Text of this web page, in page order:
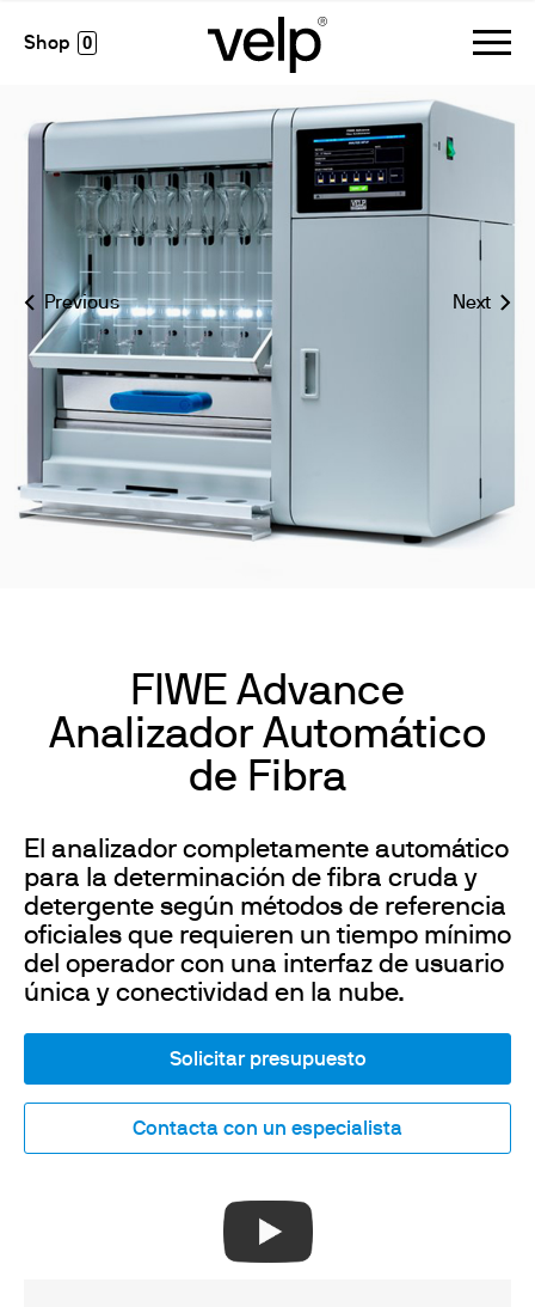
0
FIWE Advance
Analizador Automático
de Fibra
El analizador completamente automático
para la determinación de fibra cruda y
detergente según métodos de referencia
oficiales que requieren un tiempo mínimo
del operador con una interfaz de usuario
única y conectividad en la nube.
Solicitar presupuesto
Contacta con un especialista